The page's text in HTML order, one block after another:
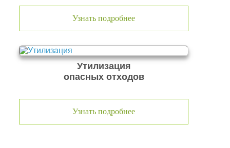
Узнать подробнее
Утилизация
опасных отходов
Узнать подробнее